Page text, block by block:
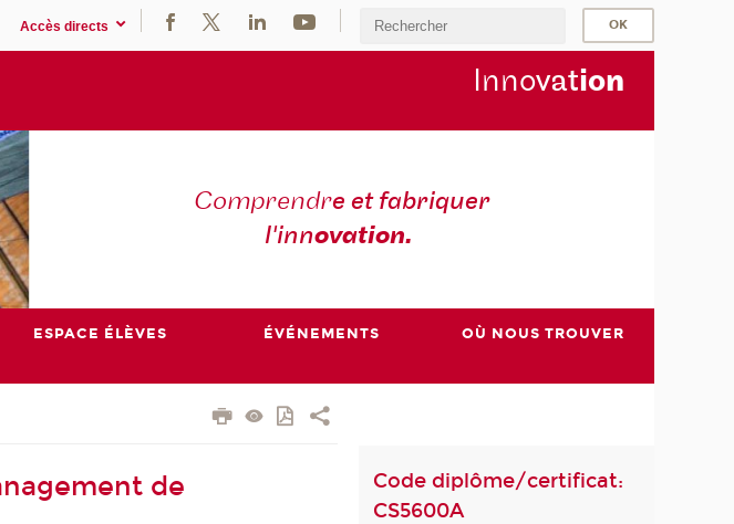
Accès directs
Innovation
Comprendre et fabriquer
l'innovation.
ESPACE ÉLÈVES ÉVÉNEMENTS OÙ NOUS TROUVER
de
Code diplôme/certificat:
CS5600A